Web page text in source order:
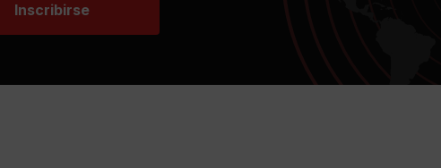
Inscribirse